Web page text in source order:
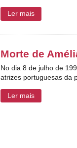
Ler mais
Morte de
No dia 8 de julho de
atrizes portuguesas da
Ler mais